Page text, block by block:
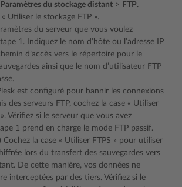
Paramètres du stockage distant > FTP.
Utiliser le stockage FTP ».
du serveur que vous voulez
1. Indiquez le nom d’hôte ou l’adresse IP
d’accès vers le répertoire pour le
ainsi que le nom d’utilisateur FTP
est configuré pour bannir les connexions
des serveurs FTP, cochez la case « Utiliser
Vérifiez si le serveur que vous avez
1 prend en charge le mode FTP passif.
Cochez la case « Utiliser FTPS » pour utiliser
lors du transfert des sauvegardes vers
De cette manière, vos données ne
interceptées par des tiers. Vérifiez si le